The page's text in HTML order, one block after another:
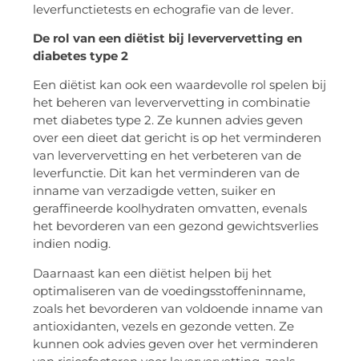
leverfunctietests en echografie van de lever.
De rol van een diëtist bij leververvetting en
diabetes type 2
Een diëtist kan ook een waardevolle rol spelen bij
het beheren van leververvetting in combinatie
met diabetes type 2. Ze kunnen advies geven
over een dieet dat gericht is op het verminderen
van leververvetting en het verbeteren van de
leverfunctie. Dit kan het verminderen van de
inname van verzadigde vetten, suiker en
geraffineerde koolhydraten omvatten, evenals
het bevorderen van een gezond gewichtsverlies
indien nodig.
Daarnaast kan een diëtist helpen bij het
optimaliseren van de voedingsstoffeninname,
zoals het bevorderen van voldoende inname van
antioxidanten, vezels en gezonde vetten. Ze
kunnen ook advies geven over het verminderen